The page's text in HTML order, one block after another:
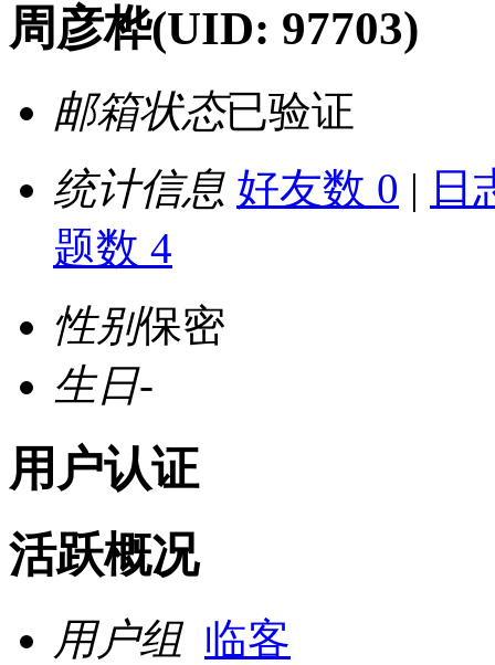
周彦桦(UID: 97703)
邮箱状态已验证
统计信息 好友数 0 | 日
题数 4
性别保密
生日-
用户认证
活跃概况
用户组 临客